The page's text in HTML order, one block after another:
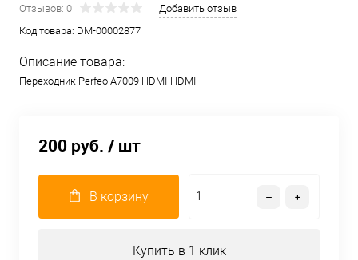
Отзывов: 0
Добавить отзыв
Код товара: DM-00002877
Описание товара:
Переходник Perfeo A7009 HDMI-HDMI
200 руб. / шт
В корзину
Купить в 1 клик